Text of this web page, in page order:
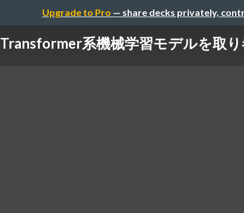
Upgrade to Pro — share decks privately,
Transformer系機械学習モデルを取